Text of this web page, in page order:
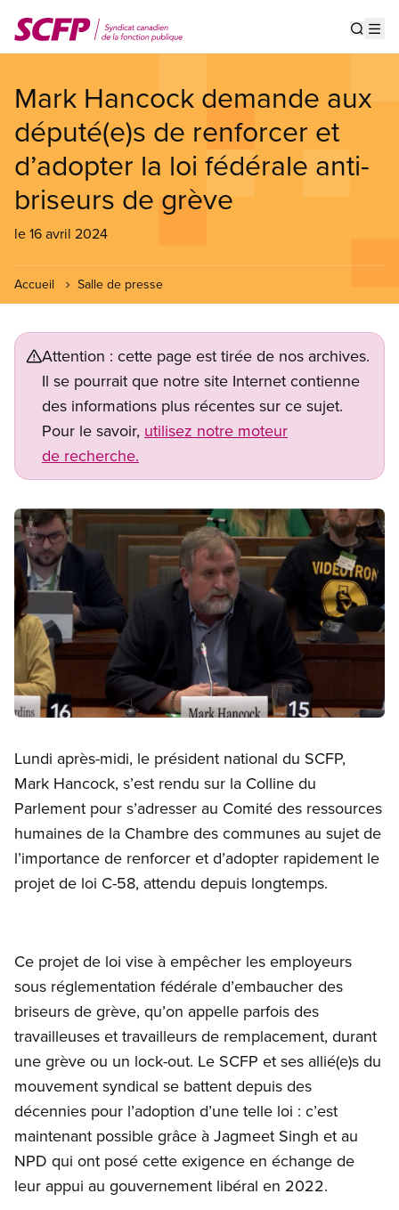
au
contenu
Mark Hancock demande aux
député(e)s de renforcer et
d’adopter la loi fédérale anti-
briseurs de grève
le 16 avril 2024
Accueil Salle de presse
Attention : cette page est tirée de nos archives.
Il se pourrait que notre site Internet contienne
des informations plus récentes sur ce sujet.
Pour le savoir, utilisez notre moteur
de recherche.
Image
Lundi après-midi, le président national du SCFP,
Mark Hancock, s’est rendu sur la Colline du
Parlement pour s’adresser au Comité des ressources
humaines de la Chambre des communes au sujet de
l’importance de renforcer et d’adopter rapidement le
projet de loi C-58, attendu depuis longtemps.
Ce projet de loi vise à empêcher les employeurs
sous réglementation fédérale d’embaucher des
briseurs de grève, qu’on appelle parfois des
travailleuses et travailleurs de remplacement, durant
une grève ou un lock-out. Le SCFP et ses allié(e)s du
mouvement syndical se battent depuis des
décennies pour l’adoption d’une telle loi : c’est
maintenant possible grâce à Jagmeet Singh et au
NPD qui ont posé cette exigence en échange de
leur appui au gouvernement libéral en 2022.